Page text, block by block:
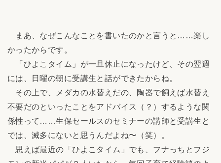
まあ、なぜこんなことを書いたのかと言うと……楽し
かったからです。
「ひよこタイム」が一旦休止になったけど、その翌週
には、日曜の朝に受講生と話ができたからね。
その上で、メダカの水替えだの、陶器で飼えば水替え
不要だのといったことをアドバイス（？）するような関
係性って……生保セールスのセミナーの講師と受講生と
では、滅多にないと思うんだよね〜（笑）。
思えば最近の「ひよこタイム」でも、フナっちとフジ